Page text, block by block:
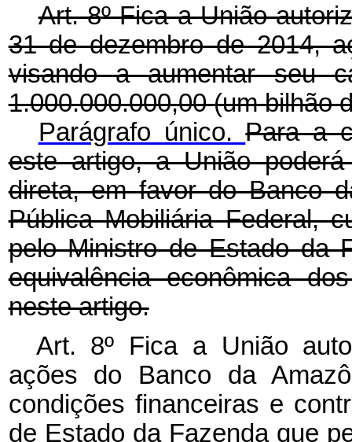
Art. 8º Fica a União
31 de dezembro de 2014,
visando a aumentar seu
1.000.000.000,00 (um bilhão
Parágrafo único.Para a
este artigo, a União
direta, em favor do Banco
Pública Mobiliária Federal,
pelo Ministro de Estado da
equivalência econômica
neste artigo.
Art. 8º Fica a União
ações do Banco da
condições financeiras e
de Estado da Fazenda que